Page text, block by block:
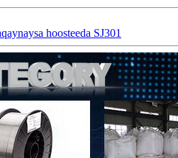
hoosteeda SJ301